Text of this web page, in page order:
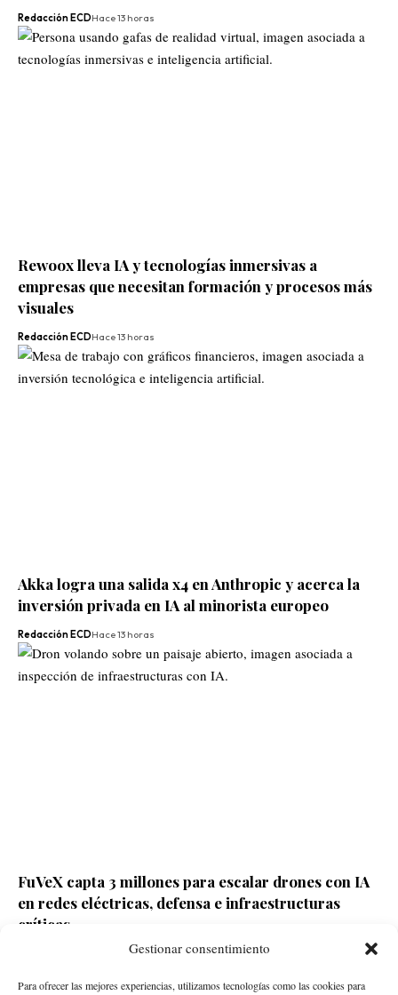
Gestionar consentimiento
Para ofrecer las mejores experiencias, utilizamos tecnologías como las cookies para
Redacción ECDHace 13 horas
Rewoox lleva IA y tecnologías inmersivas a
empresas que necesitan formación y procesos más
visuales
Redacción ECDHace 13 horas
Akka logra una salida x4 en Anthropic y acerca la
inversión privada en IA al minorista europeo
Redacción ECDHace 13 horas
FuVeX capta 3 millones para escalar drones con IA
en redes eléctricas, defensa e infraestructuras
críticas
Hace 2 días